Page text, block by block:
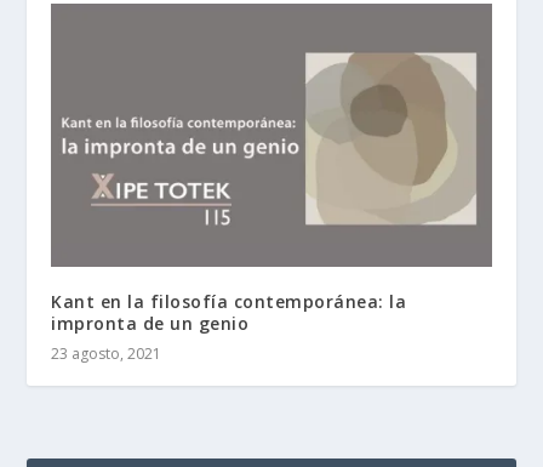
Kant en la filosofía contemporánea: la
impronta de un genio
23 agosto, 2021